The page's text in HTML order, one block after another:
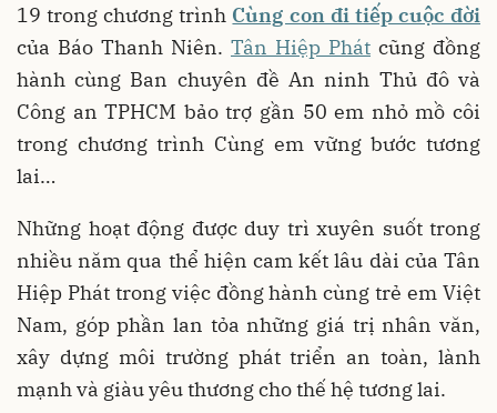
19 trong chương trình Cùng con đi tiếp cuộc đời
của Báo Thanh Niên. Tân Hiệp Phát cũng đồng
hành cùng Ban chuyên đề An ninh Thủ đô và
Công an TPHCM bảo trợ gần 50 em nhỏ mồ côi
trong chương trình Cùng em vững bước tương
lai…
Những hoạt động được duy trì xuyên suốt trong
nhiều năm qua thể hiện cam kết lâu dài của Tân
Hiệp Phát trong việc đồng hành cùng trẻ em Việt
Nam, góp phần lan tỏa những giá trị nhân văn,
xây dựng môi trường phát triển an toàn, lành
mạnh và giàu yêu thương cho thế hệ tương lai.